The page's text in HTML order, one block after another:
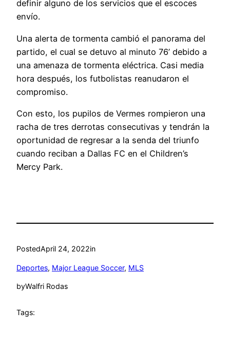
definir alguno de los servicios que el escoces
envío.
Una alerta de tormenta cambió el panorama del
partido, el cual se detuvo al minuto 76’ debido a
una amenaza de tormenta eléctrica. Casi media
hora después, los futbolistas reanudaron el
compromiso.
Con esto, los pupilos de Vermes rompieron una
racha de tres derrotas consecutivas y tendrán la
oportunidad de regresar a la senda del triunfo
cuando reciban a Dallas FC en el Children’s
Mercy Park.
PostedApril 24, 2022in
Deportes, Major League Soccer, MLS
byWalfri Rodas
Tags: